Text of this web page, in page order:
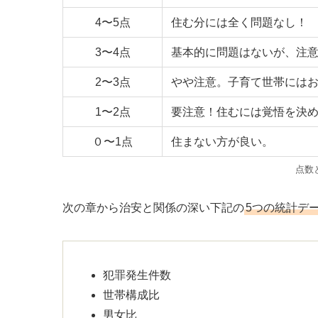
4〜5点 住む分には全く問題なし！
3〜4点 基本的に問題はないが、注
2〜3点 やや注意。子育て世帯には
1〜2点 要注意！住むには覚悟を決
０〜1点 住まない方が良い。
点数
次の章から治安と関係の深い下記の5つの統計デ
犯罪発生件数
世帯構成比
男女比